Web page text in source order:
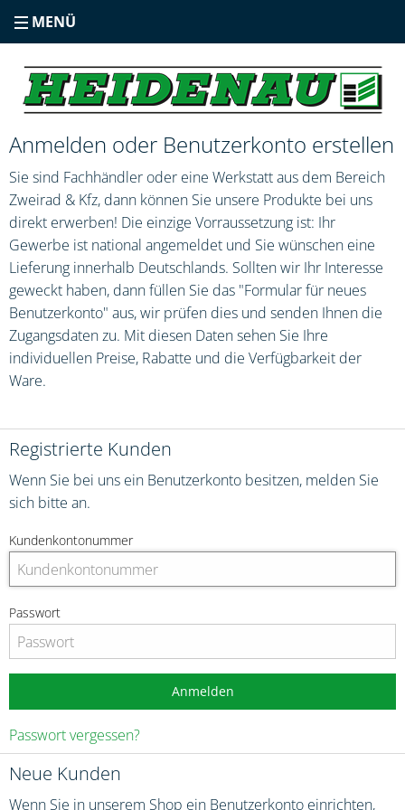
MENÜ
Anmelden oder Benutzerkonto erstellen
Sie sind Fachhändler oder eine Werkstatt aus dem Bereich
Zweirad & Kfz, dann können Sie unsere Produkte bei uns
direkt erwerben! Die einzige Vorraussetzung ist: Ihr
Gewerbe ist national angemeldet und Sie wünschen eine
Lieferung innerhalb Deutschlands. Sollten wir Ihr Interesse
geweckt haben, dann füllen Sie das "Formular für neues
Benutzerkonto" aus, wir prüfen dies und senden Ihnen die
Zugangsdaten zu. Mit diesen Daten sehen Sie Ihre
individuellen Preise, Rabatte und die Verfügbarkeit der
Ware.
Neue Kunden
Wenn Sie in unserem Shop ein Benutzerkonto einrichten,
Registrierte Kunden
Wenn Sie bei uns ein Benutzerkonto besitzen, melden Sie
sich bitte an.
Kundenkontonummer
Passwort
Anmelden
Passwort vergessen?